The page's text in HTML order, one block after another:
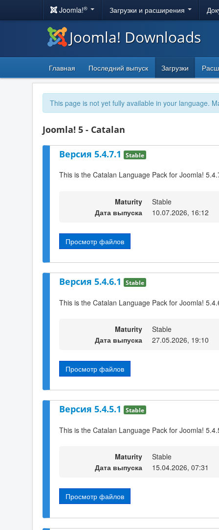
Joomla!® Загрузки и расширения
Joomla! Downloads
Главная Последний выпуск Загрузки
This page is not yet fully available in your language.
Joomla! 5 - Catalan
Версия 5.4.7.1 Stable
This is the Catalan Language Pack for Joomla!
Maturity
Stable
Дата выпуска
10.07.2026, 16:12
Просмотр файлов
Версия 5.4.6.1 Stable
This is the Catalan Language Pack for Joomla!
Maturity
Stable
Дата выпуска
27.05.2026, 19:10
Просмотр файлов
Версия 5.4.5.1 Stable
This is the Catalan Language Pack for Joomla!
Maturity
Stable
Дата выпуска
15.04.2026, 07:31
Просмотр файлов